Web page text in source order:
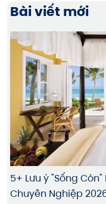
Bài viết mới
5+ Lưu ý "Sống
Chuyên Nghiệp